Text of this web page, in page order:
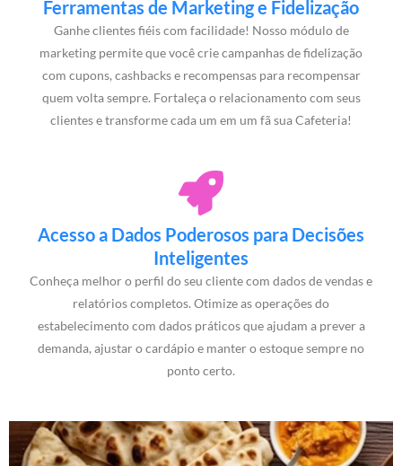
Ferramentas de Marketing e Fidelização
Ganhe clientes fiéis com facilidade! Nosso módulo de
marketing permite que você crie campanhas de fidelização
com cupons, cashbacks e recompensas para recompensar
quem volta sempre. Fortaleça o relacionamento com seus
clientes e transforme cada um em um fã sua Cafeteria!
Acesso a Dados Poderosos para Decisões
Inteligentes
Conheça melhor o perfil do seu cliente com dados de vendas e
relatórios completos. Otimize as operações do
estabelecimento com dados práticos que ajudam a prever a
demanda, ajustar o cardápio e manter o estoque sempre no
ponto certo.